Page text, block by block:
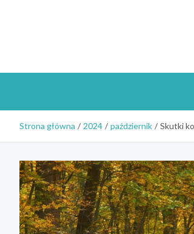
Strona główna 2024 październik Skutki